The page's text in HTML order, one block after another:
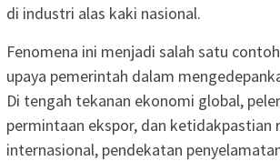
di industri alas kaki nasional.
Fenomena ini menjadi salah satu
upaya pemerintah dalam
Di tengah tekanan ekonomi global,
permintaan ekspor, dan ketidakpastian
internasional, pendekatan